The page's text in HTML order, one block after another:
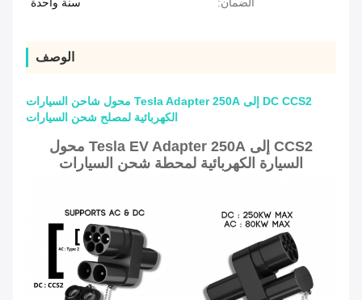
الضمان: سنة واحدة
الوصف
DC CCS2 إلى Tesla Adapter 250A محول شاحن السيارات
الكهربائية لمصلح شحن السيارات
CCS2 إلى Tesla EV Adapter 250A محول
السيارة الكهربائية لمحطة شحن السيارات